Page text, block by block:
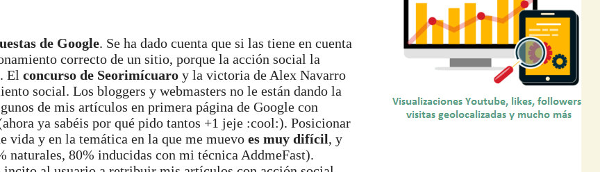
de Google. Se ha dado cuenta que si las tiene en cuenta
correcto de un sitio, porque la acción social la
El concurso de Seorimícuaro y la victoria de Alex Navarro
social. Los bloggers y webmasters no le están dando la
de mis artículos en primera página de Google con
ya sabéis por qué pido tantos +1 jeje :cool:). Posicionar
vida y en la temática en la que me muevo es muy difícil, y
naturales, 80% inducidas con mi técnica AddmeFast).